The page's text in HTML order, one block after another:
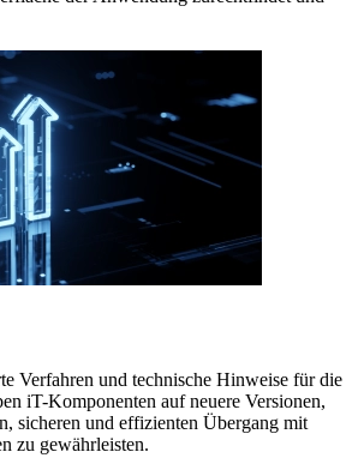
Verfahren und technische Hinweise für die
iT-Komponenten auf neuere Versionen,
sicheren und effizienten Übergang mit
zu gewährleisten.